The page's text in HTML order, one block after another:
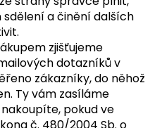
a činění dalších
zjišťujeme
dotazníků v
zákazníky, do něhož
Ty vám zasíláme
pokud ve
č. 480/2004 Sb. o